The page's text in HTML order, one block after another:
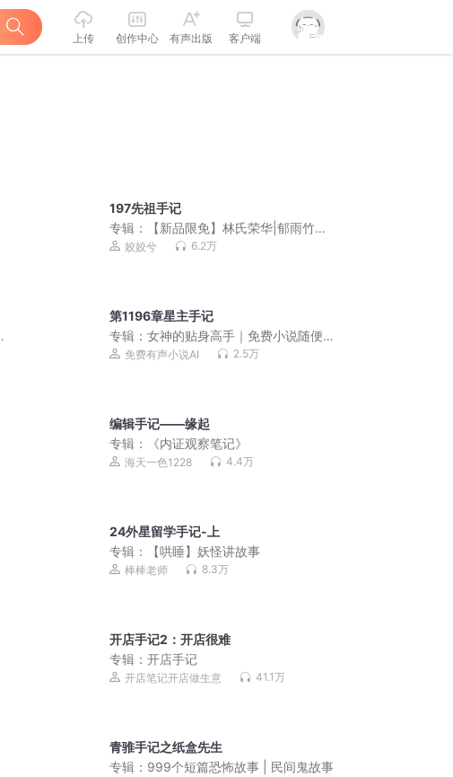
上传 创作中心 有声出版 客户端
197先祖手记
专辑：
【新品限免】林氏荣华|郁雨竹姣
姣兮超高口碑爆款古言
姣姣兮 6.2万
第1196章星主手记
专辑：女神的贴身高手｜免费小说随便
听｜美女爽文
免费有声小说AI 2.5万
编辑手记——缘起
专辑：
《内证观察笔记》
海天一色1228 4.4万
24外星留学手记-上
专辑：
【哄睡】妖怪讲故事
棒棒老师 8.3万
开店手记2：开店很难
专辑：开店手记
开店笔记开店做生意 41.1万
青骓手记之纸盒先生
专辑： 999个短篇恐怖故事 | 民间鬼故事